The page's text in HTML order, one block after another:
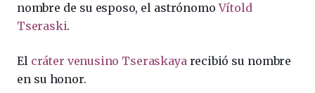
nombre de su esposo, el astrónomoVítold
Tseraski.
El cráter venusino Tseraskayarecibió su nombre
en su honor.